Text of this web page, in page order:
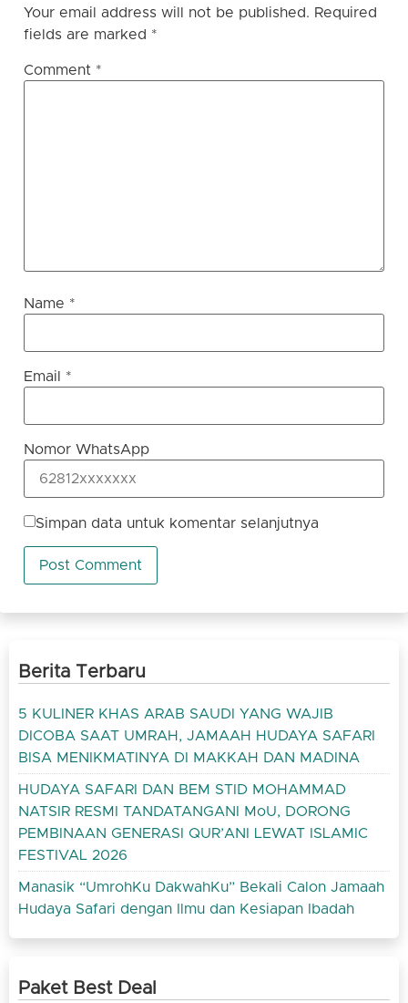
Your email address will not be published. Required
fields are marked *
Comment *
Name *
Email *
Nomor WhatsApp
Simpan data untuk komentar selanjutnya
Berita Terbaru
5 KULINER KHAS ARAB SAUDI YANG WAJIB
DICOBA SAAT UMRAH, JAMAAH HUDAYA SAFARI
BISA MENIKMATINYA DI MAKKAH DAN MADINA
HUDAYA SAFARI DAN BEM STID MOHAMMAD
NATSIR RESMI TANDATANGANI MoU, DORONG
PEMBINAAN GENERASI QUR’ANI LEWAT ISLAMIC
FESTIVAL 2026
Manasik “UmrohKu DakwahKu” Bekali Calon Jamaah
Hudaya Safari dengan Ilmu dan Kesiapan Ibadah
Paket Best Deal